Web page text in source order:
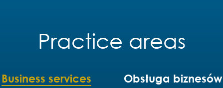
Practice areas
Business services Obsługa biznesów